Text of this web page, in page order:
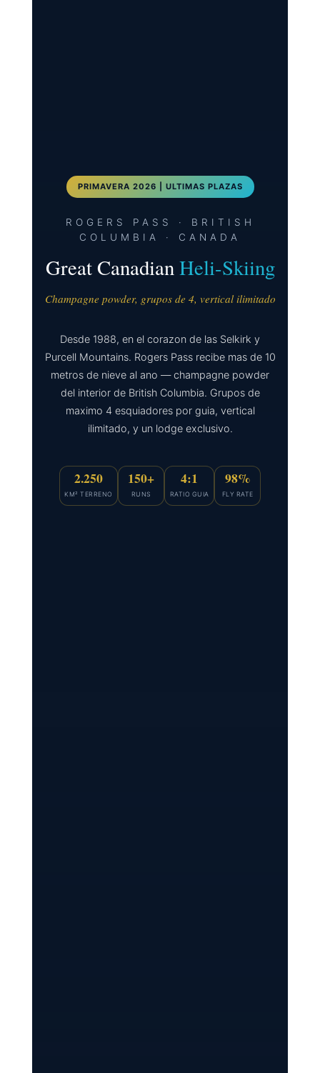
PRIMAVERA 2026 | ULTIMAS PLAZAS
ROGERS PASS · BRITISH
COLUMBIA · CANADA
Great CanadianHeli-Skiing
Champagne powder, grupos de 4, vertical ilimitado
Desde 1988, en el corazon de las Selkirk y
Purcell Mountains. Rogers Pass recibe mas de 10
metros de nieve al ano — champagne powder
del interior de British Columbia. Grupos de
maximo 4 esquiadores por guia, vertical
ilimitado, y un lodge exclusivo.
2.250
KM² TERRENO
150+
RUNS
4:1
RATIO GUIA
98%
FLY RATE